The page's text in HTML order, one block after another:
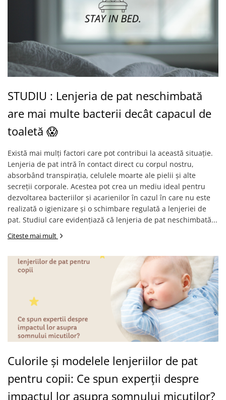
STUDIU : Lenjeria de pat neschimbată
are mai multe bacterii decât capacul de
toaletă 😱
Există mai mulți factori care pot contribui la această situație.
Lenjeria de pat intră în contact direct cu corpul nostru,
absorbând transpirația, celulele moarte ale pielii și alte
secreții corporale. Acestea pot crea un mediu ideal pentru
dezvoltarea bacteriilor și acarienilor în cazul în care nu este
realizată o igienizare și o schimbare regulată a lenjeriei de
pat. Studiul care evidențiază că lenjeria de pat neschimbată...
Citeste mai mult
Culorile și modelele lenjeriilor de pat
pentru copii: Ce spun experții despre
impactul lor asupra somnului micuților?